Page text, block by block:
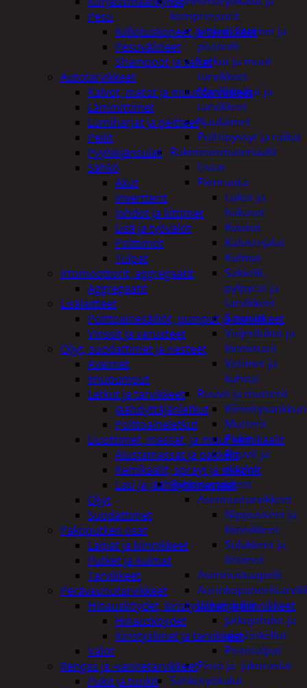
kompressorit
Letkut, liittimet ja
pistoolit
Letkut ja muut
tarvikkeet
Maaliruiskut ja
tarvikkeet
Naulaimet
Pulttipyssyt ja räikät
Rakennusmateriaalit
Listat
Pienrauta
Lukot ja
hakaset
Koukut
Kalustejalat
Kulmat
Sakkelit,
pylpyrät ja
tarvikkeet
Saranat
Vaijerilukot ja
klemmarit
Vetimet ja
kahvat
Ruuvit ja mutterit
Mutterit
Pultit
Ruuvit ja
naulat
Sähkötarvikkeet
Asennustarvikkeet
Nippusiteet ja
kiinnikkeet
Sulakkeet ja
liittimet
Asennuskaapelit
Jatkojohdot
Jatkojohdot ja
ajastinkellot
Pistotulpat
Pisto ja -jakorasiat
Sähkötyökalut
Pesu
Kiillotuskoneet ja tarvikkeet
Pesuvälineet
Shampoot ja vahat
Autotarvikkeet
Kalvot, matot ja muut tarvikkeet
Lämmittimet
Lumiharjat ja peitteet
Peilit
Pyyhkijänsulat
Sähkö
Akut
invertterit
Johdot ja liittimet
Lisä ja työvalot
Polttimot
Tulpat
Irtomoottorit, aggregaatit
Aggregaatit
Lisälaitteet
Polttoainesäiliöt, pumput ja tarvikkeet
Vinssit ja varusteet
Öljyt, suodattimet ja nesteet
Avaimet
Imupumput
Letkut ja tarvikkeet
Jäähdyttäjänletkut
Polttoaineletkut
Liuottimet, massat, ja muut kemikaalit
Alustamassat ja pakkelit
Kemikaalit, sprayt ja silikonit
Lasi ja jäähdytinnesteet
Öljyt
Suodattimet
Pakoputken osat
Laipat ja kiinnikkeet
Putket ja kulmat
Tarvikkeet
Perävaunutarvikkeet
Hinausköydet, kiristysliinat ja kiinnikkeet
Hinausköydet
Kiristysliinat ja tarvikkeet
Valot
Rengas ja -vannetarvikkeet
Pukit ja tunkit